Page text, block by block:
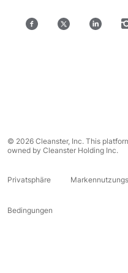
© 2026 Cleanster, Inc. This
owned by Cleanster Holding Inc.
Privatsphäre
Bedingungen